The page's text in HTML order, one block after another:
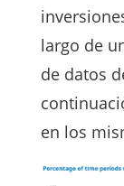
largo de
de datos
en los